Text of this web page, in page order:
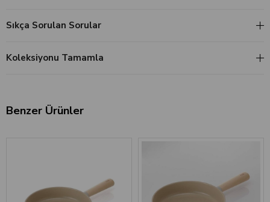
Sıkça Sorulan Sorular
Koleksiyonu Tamamla
Benzer Ürünler